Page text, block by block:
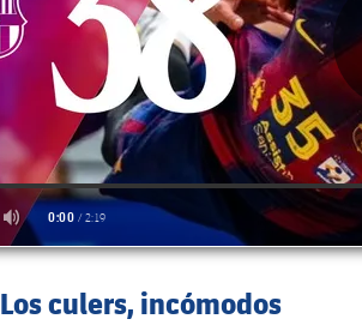
Los culers, incómodos